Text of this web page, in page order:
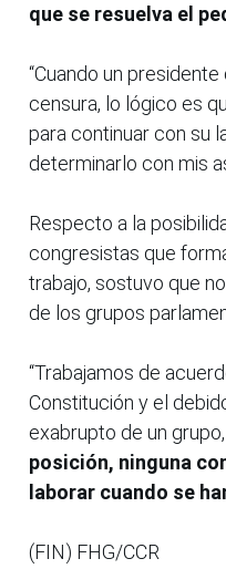
que se resuelva el
“Cuando un
censura, lo lógico es
para continuar con su
determinarlo con mis
Respecto a la
congresistas que
trabajo, sostuvo que
de los grupos
“Trabajamos de
Constitución y el
exabrupto de un
posición, ninguna
laborar cuando se
(FIN) FHG/CCR